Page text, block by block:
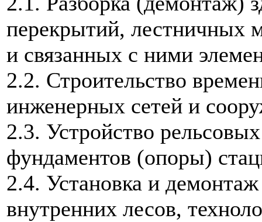
перекрытий, лестничных
и связанных с ними
2.2. Строительство
инженерных сетей и
2.3. Устройство
фундаментов (опоры)
2.4. Установка и
внутренних лесов,